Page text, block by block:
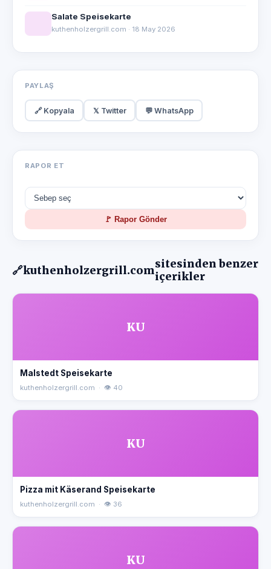
Salate Speisekarte
kuthenholzergrill.com · 18 May 2026
PAYLAŞ
🔗 Kopyala 𝕏 Twitter 💬 WhatsApp
RAPOR ET
🚩 Rapor Gönder
🔗kuthenholzergrill.comsitesinden benzer
içerikler
KU
Malstedt Speisekarte
kuthenholzergrill.com · 👁 40
KU
Pizza mit Käserand Speisekarte
kuthenholzergrill.com · 👁 36
KU